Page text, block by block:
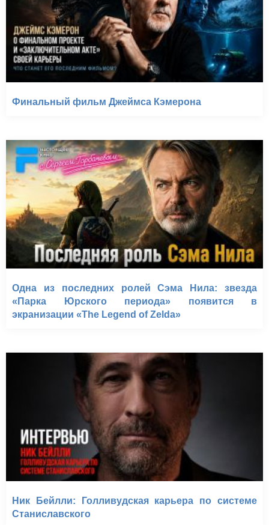
Финальный фильм Джеймса Кэмерона
Одна из последних ролей Сэма Нила: звезда
«Парка Юрского периода» появится в
экранизации «The Legend of Zelda»
Ник Бейлли: Голливудская карьера по системе
Станиславского